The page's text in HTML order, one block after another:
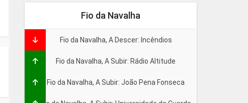
Fio da Navalha
Fio da Navalha, A Descer: Incêndios
Fio da Navalha, A Subir: Rádio Altitude
Fio da Navalha, A Subir: João Pena Fonseca